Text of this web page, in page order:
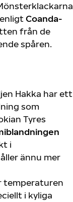
Coanda-
från de
spåren.
Hakka har ett
som
Tyres
i
ännu mer
temperaturen
i kyliga